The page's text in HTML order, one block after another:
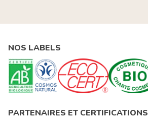
NOS LABELS
PARTENAIRES ET CERTIFICATIONS